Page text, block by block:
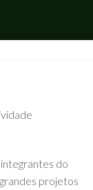
do
projetos